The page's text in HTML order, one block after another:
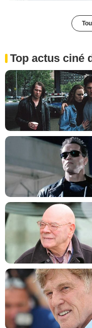
Top actus ciné